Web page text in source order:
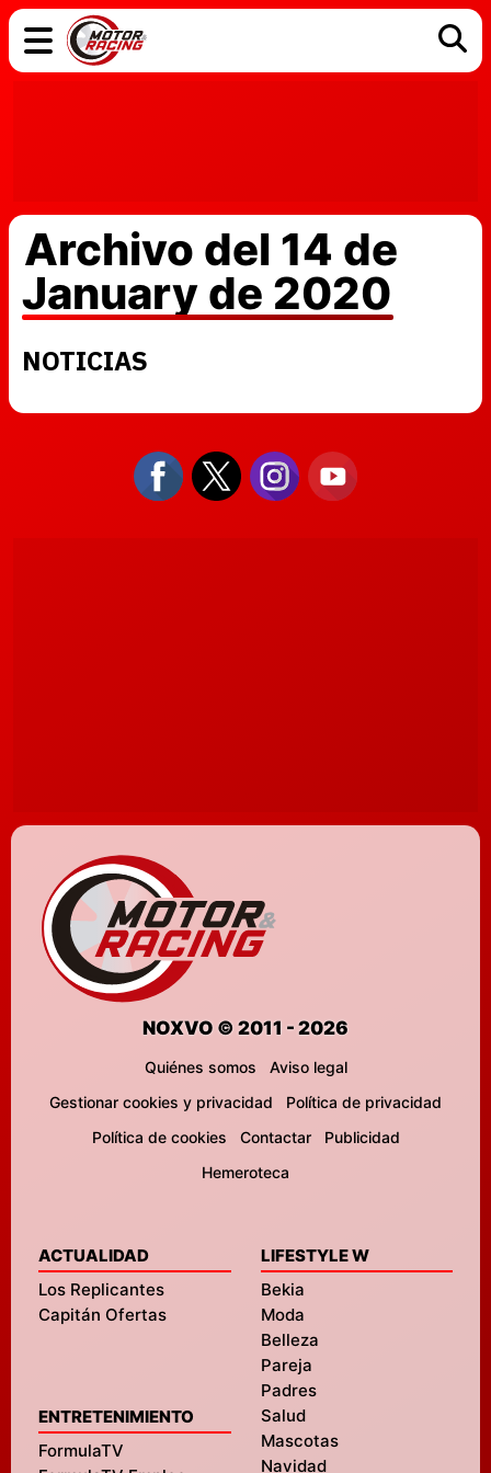
Archivo del 14 de
January de 2020
NOTICIAS
NOXVO © 2011 - 2026
Quiénes somos
Aviso legal
Gestionar cookies y privacidad
Política de privacidad
Política de cookies
Contactar
Publicidad
Hemeroteca
ACTUALIDAD
Los Replicantes
Capitán Ofertas
ENTRETENIMIENTO
FormulaTV
LIFESTYLE W
Bekia
Moda
Belleza
Pareja
Padres
Salud
Mascotas
Navidad